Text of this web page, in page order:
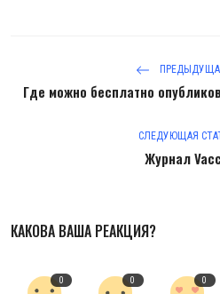
Где можно бесплатно
СЛЕДУЮЩАЯ
Журнал
КАКОВА ВАША РЕАКЦИЯ?
0 0 0